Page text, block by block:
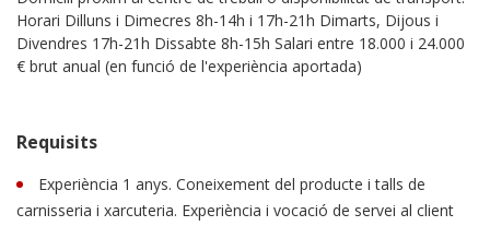
Horari Dilluns i Dimecres 8h-14h i 17h-21h Dimarts, Dijous i
Divendres 17h-21h Dissabte 8h-15h Salari entre 18.000 i 24.000
€ brut anual (en funció de l'experiència aportada)
Requisits
Experiència 1 anys. Coneixement del producte i talls de
carnisseria i xarcuteria. Experiència i vocació de servei al client